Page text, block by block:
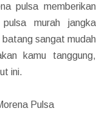
pulsa memberikan
murah jangka
sangat mudah
kamu tanggung,
ini.
Pulsa